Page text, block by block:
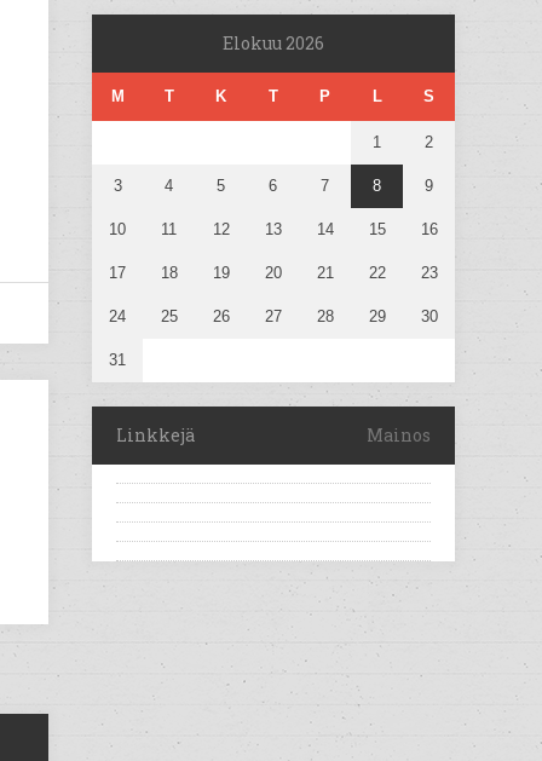
Elokuu 2026
M T K T P L S
1 2
3 4 5 6 7 8 9
10 11 12 13 14 15 16
17 18 19 20 21 22 23
24 25 26 27 28 29 30
31
Linkkejä Mainos